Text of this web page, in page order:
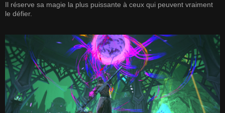
Il réserve sa magie la plus puissante à ceux qui peuvent vraiment
le défier.